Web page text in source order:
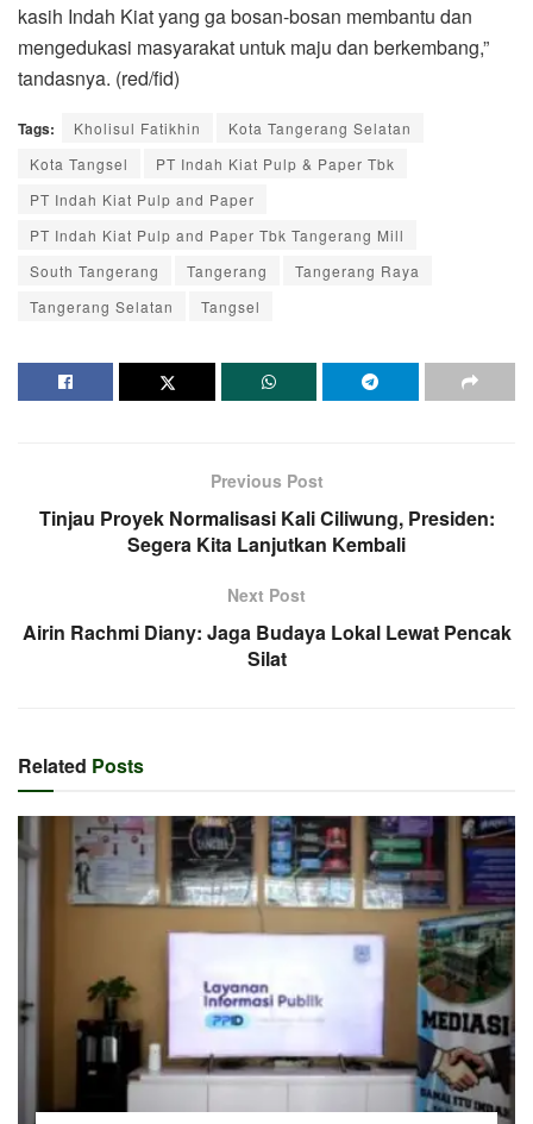
kasih Indah Kiat yang ga bosan-bosan membantu dan
mengedukasi masyarakat untuk maju dan berkembang,”
tandasnya. (red/fid)
Tags: Kholisul Fatikhin
Kota Tangerang Selatan
Kota Tangsel
PT Indah Kiat Pulp & Paper Tbk
PT Indah Kiat Pulp and Paper
PT Indah Kiat Pulp and Paper Tbk Tangerang Mill
South Tangerang
Tangerang
Tangerang Raya
Tangerang Selatan
Tangsel
Previous Post
Tinjau Proyek Normalisasi Kali Ciliwung, Presiden:
Segera Kita Lanjutkan Kembali
Next Post
Airin Rachmi Diany: Jaga Budaya Lokal Lewat Pencak
Silat
Related Posts